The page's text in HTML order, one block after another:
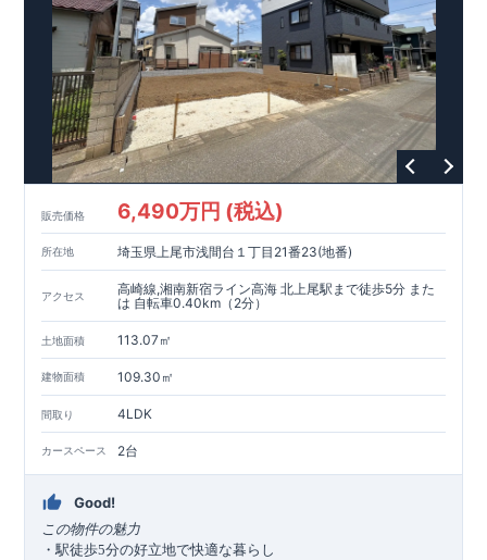
い♪ 東栄住宅 千葉営業所 TEL:0120-57-1081
スマートフォンで見やすい特設サイトはこちら
https://www.e-blooming.com/bukken/09075028/
販売価格 6,490万円 (税込)
所在地 埼玉県上尾市浅間台１丁目21番23(地番)
アクセス
高崎線,湘南新宿ライン高海 北上尾駅まで徒歩5分 また
は 自転車0.40km（2分）
土地面積 113.07㎡
建物面積 109.30㎡
間取り 4LDK
カースペース 2台
Good!
この物件の魅力
・駅徒歩5分の好立地で快適な暮らし